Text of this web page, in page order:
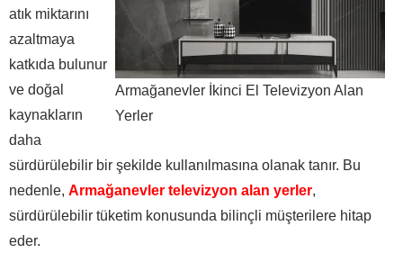
Armağanevler İkinci El Televizyon Alan
Yerler
atık miktarını
azaltmaya
katkıda bulunur
ve doğal
kaynakların
daha
sürdürülebilir bir şekilde kullanılmasına olanak tanır. Bu
nedenle, Armağanevler televizyon alan yerler,
sürdürülebilir tüketim konusunda bilinçli müşterilere hitap
eder.